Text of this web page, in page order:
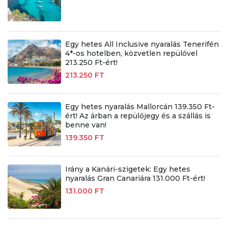
Egy hetes All Inclusive nyaralás Tenerifén
4*-os hotelben, közvetlen repülővel
213.250 Ft-ért!
213.250 FT
Egy hetes nyaralás Mallorcán 139.350 Ft-
ért! Az árban a repülőjegy és a szállás is
benne van!
139.350 FT
Irány a Kanári-szigetek: Egy hetes
nyaralás Gran Canariára 131.000 Ft-ért!
131.000 FT